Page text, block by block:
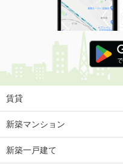
賃貸
新築マンション
新築一戸建て